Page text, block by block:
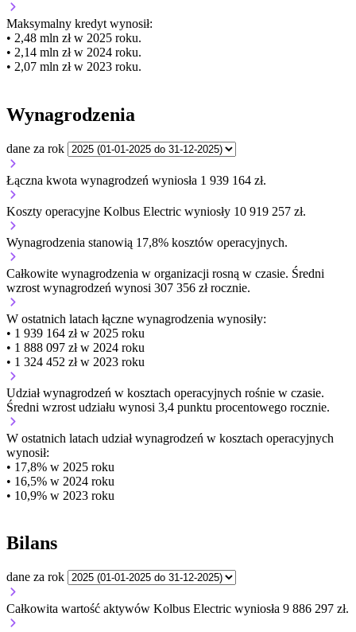
Maksymalny kredyt wynosił:
• 2,48 mln zł w 2025 roku.
• 2,14 mln zł w 2024 roku.
• 2,07 mln zł w 2023 roku.
Wynagrodzenia
dane za rok
Łączna kwota wynagrodzeń wyniosła 1 939 164 zł.
Koszty operacyjne Kolbus Electric wyniosły 10 919 257 zł.
Wynagrodzenia stanowią 17,8% kosztów operacyjnych.
Całkowite wynagrodzenia w organizacji rosną w czasie. Średni
wzrost wynagrodzeń wynosi 307 356 zł rocznie.
W ostatnich latach łączne wynagrodzenia wynosiły:
• 1 939 164 zł w 2025 roku
• 1 888 097 zł w 2024 roku
• 1 324 452 zł w 2023 roku
Udział wynagrodzeń w kosztach operacyjnych rośnie w czasie.
Średni wzrost udziału wynosi 3,4 punktu procentowego rocznie.
W ostatnich latach udział wynagrodzeń w kosztach operacyjnych
wynosił:
• 17,8% w 2025 roku
• 16,5% w 2024 roku
• 10,9% w 2023 roku
Bilans
dane za rok
Całkowita wartość aktywów Kolbus Electric wyniosła 9 886 297 zł.